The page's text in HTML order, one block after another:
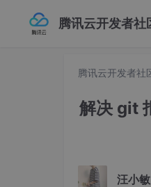
腾讯云开发者社
腾讯云开发者社
解决 git
汪小